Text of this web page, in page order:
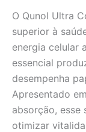
Saúde
Cardiovascular
para
Você
quantidade
O Qunol Ultra
superior à
energia celular
essencial
desempenha
Apresentado
absorção, esse
otimizar